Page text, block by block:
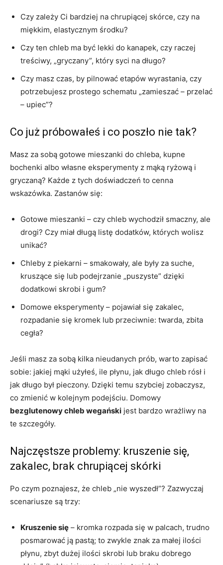
Czy zależy Ci bardziej na chrupiącej skórce, czy na
miękkim, elastycznym środku?
Czy ten chleb ma być lekki do kanapek, czy raczej
treściwy, „gryczany”, który syci na długo?
Czy masz czas, by pilnować etapów wyrastania, czy
potrzebujesz prostego schematu „zamieszać – przelać
– upiec”?
Co już próbowałeś i co poszło nie tak?
Masz za sobą gotowe mieszanki do chleba, kupne
bochenki albo własne eksperymenty z mąką ryżową i
gryczaną? Każde z tych doświadczeń to cenna
wskazówka. Zastanów się:
Gotowe mieszanki – czy chleb wychodził smaczny, ale
drogi? Czy miał długą listę dodatków, których wolisz
unikać?
Chleby z piekarni – smakowały, ale były za suche,
kruszące się lub podejrzanie „puszyste” dzięki
dodatkowi skrobi i gum?
Domowe eksperymenty – pojawiał się zakalec,
rozpadanie się kromek lub przeciwnie: twarda, zbita
cegła?
Jeśli masz za sobą kilka nieudanych prób, warto zapisać
sobie: jakiej mąki użyłeś, ile płynu, jak długo chleb rósł i
jak długo był pieczony. Dzięki temu szybciej zobaczysz,
co zmienić w kolejnym podejściu. Domowy
bezglutenowy chleb wegański jest bardzo wrażliwy na
te szczegóły.
Najczęstsze problemy: kruszenie się,
zakalec, brak chrupiącej skórki
Po czym poznajesz, że chleb „nie wyszedł”? Zazwyczaj
scenariusze są trzy:
Kruszenie się – kromka rozpada się w palcach, trudno
posmarować ją pastą; to zwykle znak za małej ilości
płynu, zbyt dużej ilości skrobi lub braku dobrego